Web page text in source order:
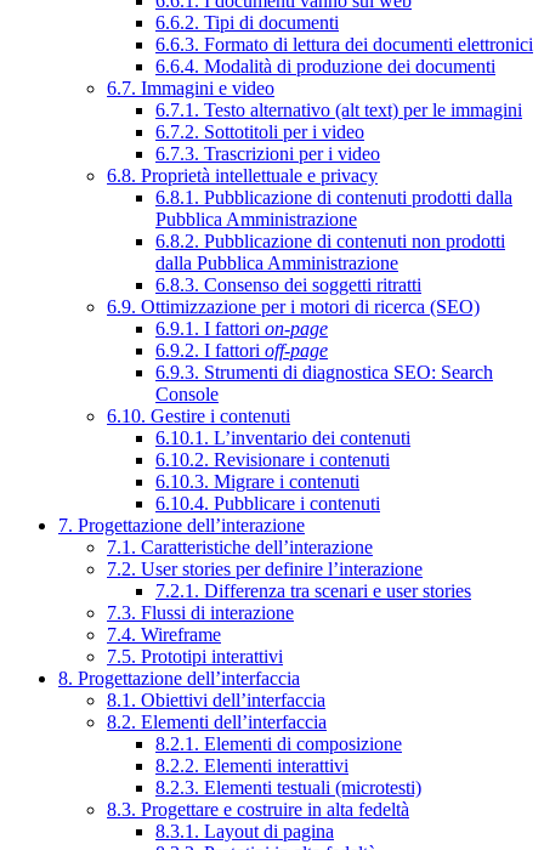
6.6.2. Tipi di documenti
6.6.3. Formato di lettura dei documenti elettronici
6.6.4. Modalità di produzione dei documenti
6.7. Immagini e video
6.7.1. Testo alternativo (alt text) per le immagini
6.7.2. Sottotitoli per i video
6.7.3. Trascrizioni per i video
6.8. Proprietà intellettuale e privacy
6.8.1. Pubblicazione di contenuti prodotti dalla
Pubblica Amministrazione
6.8.2. Pubblicazione di contenuti non prodotti
dalla Pubblica Amministrazione
6.8.3. Consenso dei soggetti ritratti
6.9. Ottimizzazione per i motori di ricerca (SEO)
6.9.1. I fattori on-page
6.9.2. I fattori off-page
6.9.3. Strumenti di diagnostica SEO: Search
Console
6.10. Gestire i contenuti
6.10.1. L’inventario dei contenuti
6.10.2. Revisionare i contenuti
6.10.3. Migrare i contenuti
6.10.4. Pubblicare i contenuti
7. Progettazione dell’interazione
7.1. Caratteristiche dell’interazione
7.2. User stories per definire l’interazione
7.2.1. Differenza tra scenari e user stories
7.3. Flussi di interazione
7.4. Wireframe
7.5. Prototipi interattivi
8. Progettazione dell’interfaccia
8.1. Obiettivi dell’interfaccia
8.2. Elementi dell’interfaccia
8.2.1. Elementi di composizione
8.2.2. Elementi interattivi
8.2.3. Elementi testuali (microtesti)
8.3. Progettare e costruire in alta fedeltà
8.3.1. Layout di pagina